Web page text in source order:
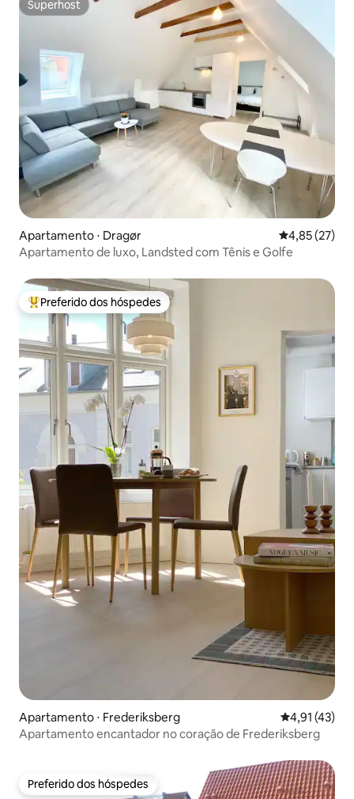
Superhost
Superhost
Apartamento ⋅ Dragør 4,85 de uma
4,85 (27)
Apartamento de luxo, Landsted com Tênis e Golfe
Entre os melhores preferidos dos hóspedes
Preferido dos hóspedes
Apartamento ⋅ Frederiksberg 4,91 de uma
4,91 (43)
Apartamento encantador no coração de Frederiksberg
Preferido dos hóspedes
Preferido dos hóspedes